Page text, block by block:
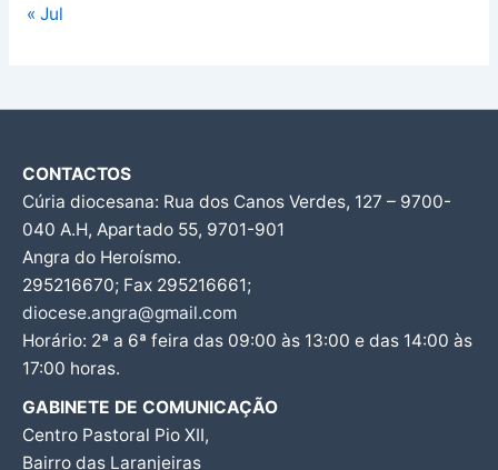
« Jul
CONTACTOS
Cúria diocesana: Rua dos Canos Verdes, 127 – 9700-
040 A.H, Apartado 55, 9701-901
Angra do Heroísmo.
295216670; Fax 295216661;
diocese.angra@gmail.com
Horário: 2ª a 6ª feira das 09:00 às 13:00 e das 14:00 às
17:00 horas.
GABINETE DE COMUNICAÇÃO
Centro Pastoral Pio XII,
Bairro das Laranjeiras